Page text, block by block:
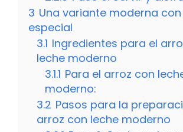
3 Una variante moderna
especial
3.1 Ingredientes para el
leche moderno
3.1.1 Para el arroz con
moderno:
3.2 Pasos para la
arroz con leche moderno